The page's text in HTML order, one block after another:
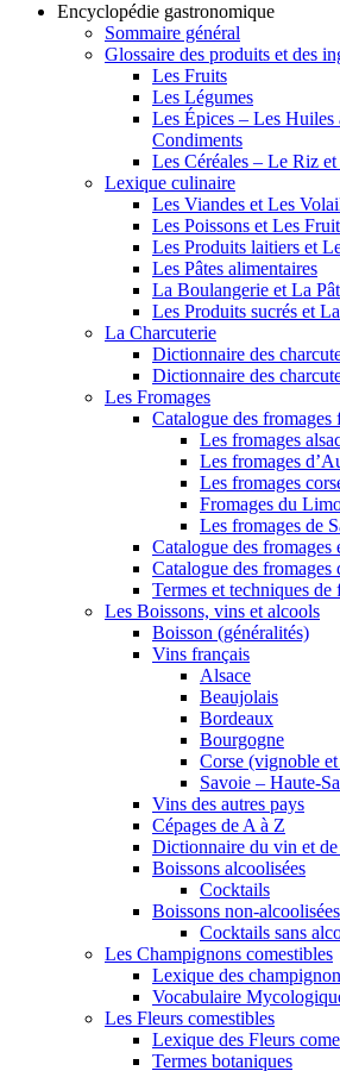
Encyclopédie gastronomique
Sommaire général
Glossaire des produits et des
Les Fruits
Les Légumes
Les Épices – Les Huiles
Condiments
Les Céréales – Le Riz
Lexique culinaire
Les Viandes et Les
Les Poissons et Les
Les Produits laitiers et
Les Pâtes alimentaires
La Boulangerie et La
Les Produits sucrés et
La Charcuterie
Dictionnaire des
Dictionnaire des
Les Fromages
Catalogue des fromages
Les fromages
Les fromages
Les fromages
Fromages du
Les fromages de
Catalogue des fromages
Catalogue des fromages
Termes et techniques
Les Boissons, vins et alcools
Boisson (généralités)
Vins français
Alsace
Beaujolais
Bordeaux
Bourgogne
Corse (vignoble
Savoie – Haute-
Vins des autres pays
Cépages de A à Z
Dictionnaire du vin et
Boissons alcoolisées
Cocktails
Boissons non-alcoolisées
Cocktails sans
Les Champignons comestibles
Lexique des
Vocabulaire
Les Fleurs comestibles
Lexique des Fleurs
Termes botaniques